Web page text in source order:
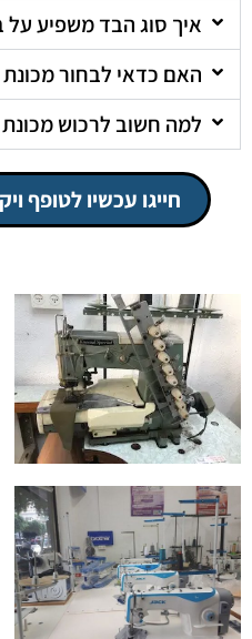
איך סוג הבד משפיע על
האם כדאי לבחור
למה חשוב לרכוש
חייגו עכשיו לטופף ויקטור -